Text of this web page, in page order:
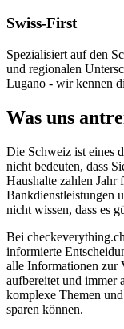
Swiss-First
Spezialisiert auf den
und regionalen
Lugano - wir kennen
Was uns
Die Schweiz ist eines
nicht bedeuten, dass
Haushalte zahlen Jahr
Bankdienstleistungen
nicht wissen, dass es
Bei
informierte
alle Informationen zur
aufbereitet und immer
komplexe Themen
sparen können.